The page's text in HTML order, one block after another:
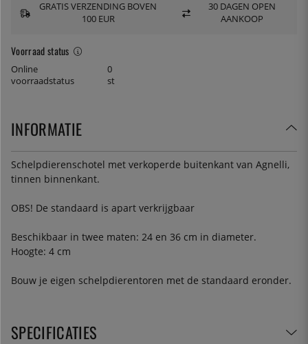
Voorraad status
Online
voorraadstatus
0
st
GRATIS VERZENDING BOVEN
100 EUR
30 DAGEN OPEN
AANKOOP
INFORMATIE
Schelpdierenschotel met verkoperde buitenkant van Agnelli,
tinnen binnenkant.
OBS! De standaard is apart verkrijgbaar
Beschikbaar in twee maten: 24 en 36 cm in diameter.
Hoogte: 4 cm
Bouw je eigen schelpdierentoren met de standaard eronder.
SPECIFICATIES